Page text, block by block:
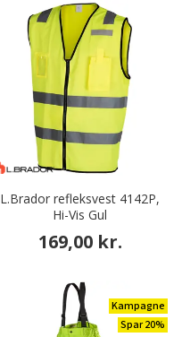
L.Brador refleksvest 4142P,
Hi-Vis Gul
169,00 kr.
Kampagne
Spar 20%